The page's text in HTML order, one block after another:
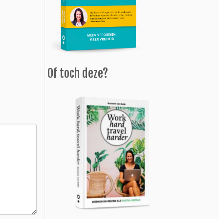
Of toch deze?